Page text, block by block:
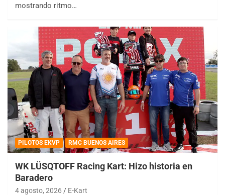
mostrando ritmo…
PILOTOS EKVP RMC BUENOS AIRES
WK LÜSQTOFF Racing Kart: Hizo historia en
Baradero
4 agosto, 2026 E-Kart